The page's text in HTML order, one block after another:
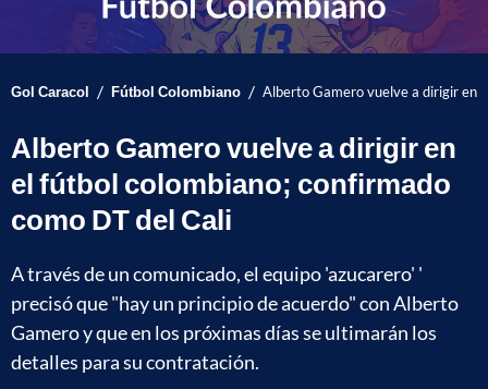
Gol Caracol / Fútbol Colombiano / Alberto Gamero vuelve a dirigir en
Alberto Gamero vuelve a dirigir en
el fútbol colombiano; confirmado
como DT del Cali
A través de un comunicado, el equipo 'azucarero' '
precisó que "hay un principio de acuerdo" con Alberto
Gamero y que en los próximas días se ultimarán los
detalles para su contratación.